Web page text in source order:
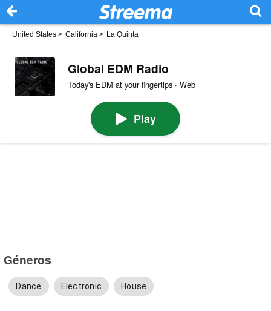
United States > California > La Quinta
Global EDM Radio
Today's EDM at your fingertips · Web
Play
Géneros
Dance Electronic House